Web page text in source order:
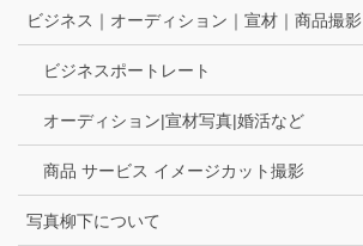
ビジネス｜オーディション｜宣材｜商品撮影
ビジネスポートレート
オーディション|宣材写真|婚活など
商品 サービス イメージカット撮影
写真柳下について